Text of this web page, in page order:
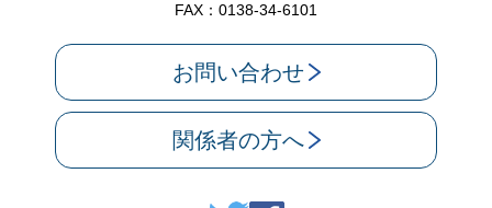
FAX：0138-34-6101
お問い合わせ
関係者の方へ